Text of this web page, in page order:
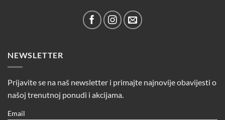
NEWSLETTER
Prijavite se na naš newsletter i primajte najnovije obavijesti o
našoj trenutnoj ponudi i akcijama.
Email